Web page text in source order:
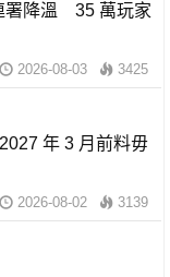
署降溫 35 萬玩家
2026-08-03 3425
年 3 月前料毋
2026-08-02 3139